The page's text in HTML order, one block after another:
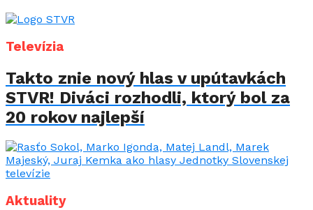
Televízia
Takto znie nový hlas v upútavkách
STVR! Diváci rozhodli, ktorý bol za
20 rokov najlepší
Aktuality